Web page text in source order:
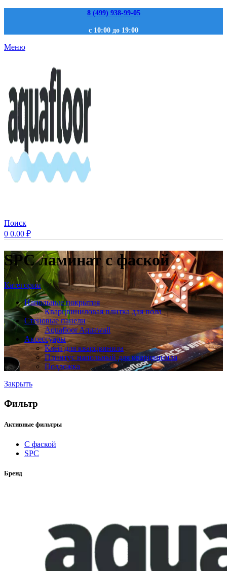
8 (499) 938-99-05
с 10:00 до 19:00
Меню
Поиск
0 0.00 ₽
SPC ламинат с фаской
Категории
Напольные покрытия
Кварцвиниловая плитка для пола
Стеновые панели
Aquafloor Aquawall
Аксессуары
Клей для кварцвинила
Плинтус напольный для кварцвинила
Подложка
Закрыть
Фильтр
Активные фильтры
С фаской
SPC
Бренд